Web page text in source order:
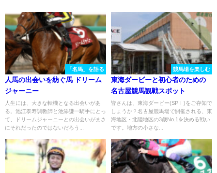
「名馬」を語る
人馬の出会いを紡ぐ馬 ドリーム
ジャーニー
人生には、大きな転機となる出会いがあ
る。池江泰寿調教師と池添謙一騎手にとっ
て、ドリームジャーニーとの出会いがまさ
にそれだったのではないだろう...
競馬場を楽しむ
東海ダービーと初心者のための
名古屋競馬観戦スポット
皆さんは、東海ダービー(SPⅠ)をご存知で
しょうか？名古屋競馬場で開催される、東
海地区・北陸地区の3歳No.1を決める戦い
です。地方の小さな...